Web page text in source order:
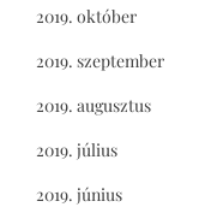
2019. október
2019. szeptember
2019. augusztus
2019. július
2019. június